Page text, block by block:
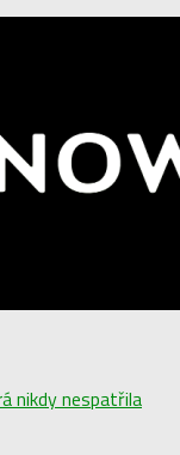
nikdy nespatřila